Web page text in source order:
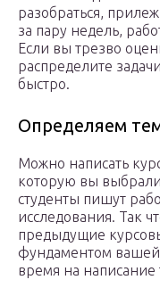
разобраться,
за пару недель,
Если вы трезво
распределите
быстро.
Определяем
Можно написать
которую вы
студенты пишут
исследования. Так
предыдущие
фундаментом вашей
время на написание